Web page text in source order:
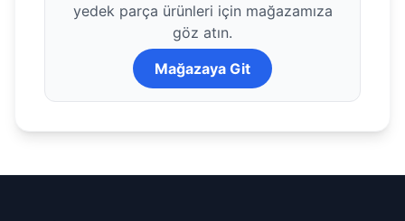
yedek parça ürünleri için mağazamıza
göz atın.
Mağazaya Git